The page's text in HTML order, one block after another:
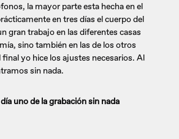
la mayor parte esta hecha en el
en tres días el cuerpo del
gran trabajo en las diferentes casas
sino también en las de los otros
yo hice los ajustes necesarios. Al
sin nada.
uno de la grabación sin nada